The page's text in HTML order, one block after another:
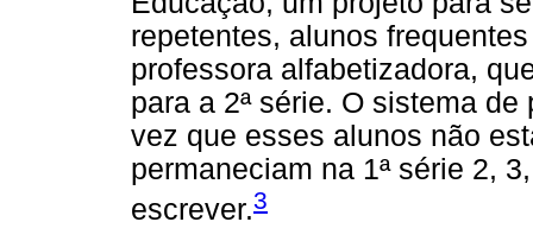
repetentes, alunos
professora alfabetizadora,
para a 2ª série. O sistema
vez que esses alunos não
permaneciam na 1ª série 2,
escrever.3